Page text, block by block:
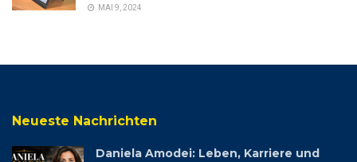
MAI 9, 2024
Neueste Nachrichten
Daniela Amodei: Leben, Karriere und